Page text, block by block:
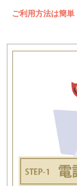
ご利用方法は簡単